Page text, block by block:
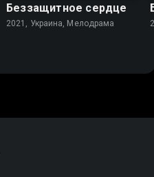
Беззащитное сердце
2021, Украина, Мелодрама